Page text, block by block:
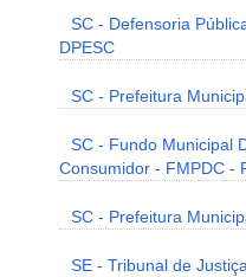
SC - Defensoria
DPESC
SC - Prefeitura
SC - Fundo Municipal
Consumidor - FMPDC -
SC - Prefeitura
SE - Tribunal de